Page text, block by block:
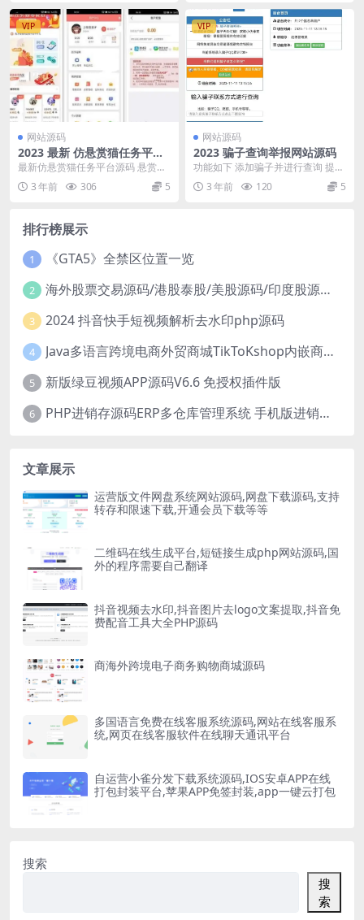
VIP
网站源码
2023 最新 仿悬赏猫任务平台
源码 附支付接口
最新仿悬赏猫任务平台源码 悬赏任
务系统源码 带支付接口，全新开发
悬赏任务系统，功...
3 年前 306 5
VIP
网站源码
2023 骗子查询举报网站源码
功能如下 添加骗子并进行查询 提供
团队后台，方便审核和管理 内置在
线反馈留言系统...
3 年前 120 5
排行榜展示
1 《GTA5》全禁区位置一览
2 海外股票交易源码/港股泰股/美股源码/印度股源码/马拉西亚股票源码/国际股票配资
3 2024 抖音快手短视频解析去水印php源码
4 Java多语言跨境电商外贸商城TikToKshop内嵌商城I商家入驻I一键铺
5 新版绿豆视频APP源码V6.6 免授权插件版
6 PHP进销存源码ERP多仓库管理系统 手机版进销存 php网络版进销存小程序
文章展示
运营版文件网盘系统网站源码,网盘下载源码,支持
转存和限速下载,开通会员下载等等
二维码在线生成平台,短链接生成php网站源码,国
外的程序需要自己翻译
抖音视频去水印,抖音图片去logo文案提取,抖音免
费配音工具大全PHP源码
商海外跨境电子商务购物商城源码
多国语言免费在线客服系统源码,网站在线客服系
统,网页在线客服软件在线聊天通讯平台
自运营小雀分发下载系统源码,IOS安卓APP在线
打包封装平台,苹果APP免签封装,app一键云打包
搜索
搜
索